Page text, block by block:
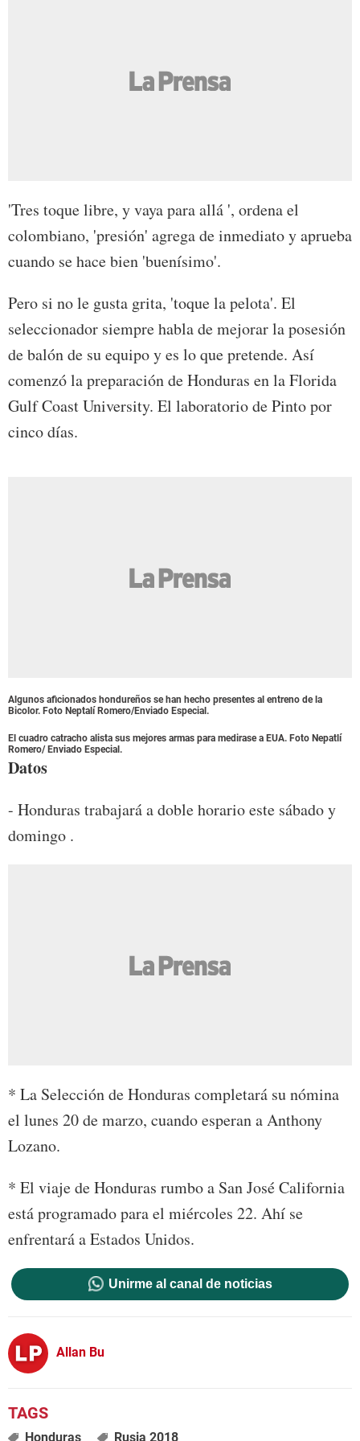
'Tres toque libre, y vaya para allá ', ordena el
colombiano, 'presión' agrega de inmediato y aprueba
cuando se hace bien 'buenísimo'.
Pero si no le gusta grita, 'toque la pelota'. El
seleccionador siempre habla de mejorar la posesión
de balón de su equipo y es lo que pretende. Así
comenzó la preparación de Honduras en la Florida
Gulf Coast University. El laboratorio de Pinto por
cinco días.
Algunos aficionados hondureños se han hecho presentes al entreno de la
Bicolor. Foto Neptalí Romero/Enviado Especial.
El cuadro catracho alista sus mejores armas para medirase a EUA. Foto Nepatlí
Romero/ Enviado Especial.
Datos
- Honduras trabajará a doble horario este sábado y
domingo .
* La Selección de Honduras completará su nómina
el lunes 20 de marzo, cuando esperan a Anthony
Lozano.
* El viaje de Honduras rumbo a San José California
está programado para el miércoles 22. Ahí se
enfrentará a Estados Unidos.
Unirme al canal de noticias
Allan Bu
Honduras Rusia 2018